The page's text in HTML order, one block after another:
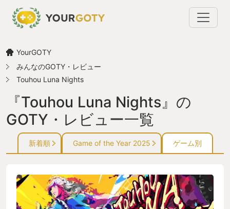
YourGOTY
みんなのGOTY・レビュー
Touhou Luna Nights
『Touhou Luna Nights』の
GOTY・レビュー一覧
新着順 Game of the Year 2025 ゲーム別